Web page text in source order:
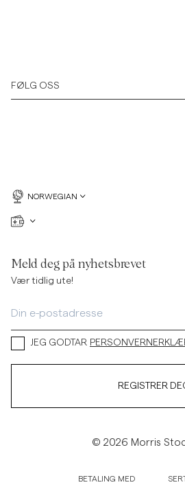
FØLG OSS
NORWEGIAN
Meld deg på nyhetsbrevet
Vær tidlig ute!
JEG GODTAR
REGISTRER
© 2026 Morris
BETALING MED